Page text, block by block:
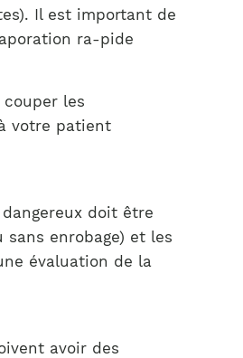
Il est important de
ra-pide
les
votre patient
doit être
enrobage) et les
évaluation de la
avoir des